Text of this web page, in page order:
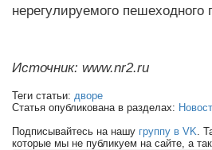
нерегулируемого пешеходного
Источник: www.nr2.ru
Теги статьи: дворе
Статья опубликована в разделах:
Подписывайтесь на нашу группу в VK.
которые мы не публикуем на сайте, а